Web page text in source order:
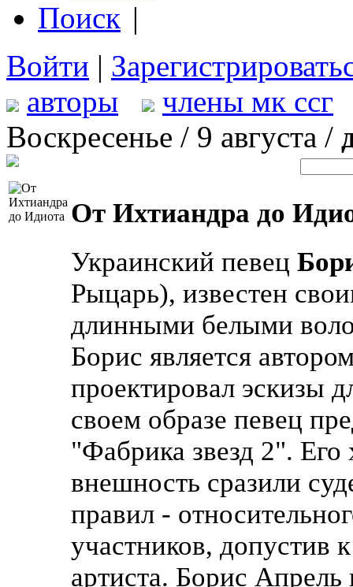
Поиск |
Войти |
авторы
члены мк ссг
Воскресенье / 9 августа /
От Ихтиандра до
Украинский певец
Рыцарь), известен
длинными белыми
Борис является
проектировал эскизы
своем образе певец
"Фабрика звезд 2". Его
внешность сразили
правил -
участников, допустив
артиста. Борис Апрель